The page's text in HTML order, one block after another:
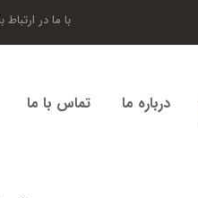
با ما در ارتباط
درباره ما تماس با ما